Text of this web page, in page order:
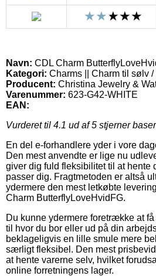
Navn: CDL Charm
Kategori: Charms || Charm til sølv
Producent: Christina Jewelry &
Varenummer: 623-G42-WHITE
EAN:
Vurderet til 4.1 ud af 5 stjerner
En del e-forhandlere yder i vore
Den mest anvendte er lige nu
giver dig fuld fleksibilitet til at hente
passer dig. Fragtmetoden er altså
ydermere den mest letkøbte
Charm ButterflyLoveHvidFG.
Du kunne ydermere foretrække at
til hvor du bor eller ud på din
beklageligvis en lille smule mere
særligt fleksibel. Den mest
at hente varerne selv, hvilket
online forretningens lager.